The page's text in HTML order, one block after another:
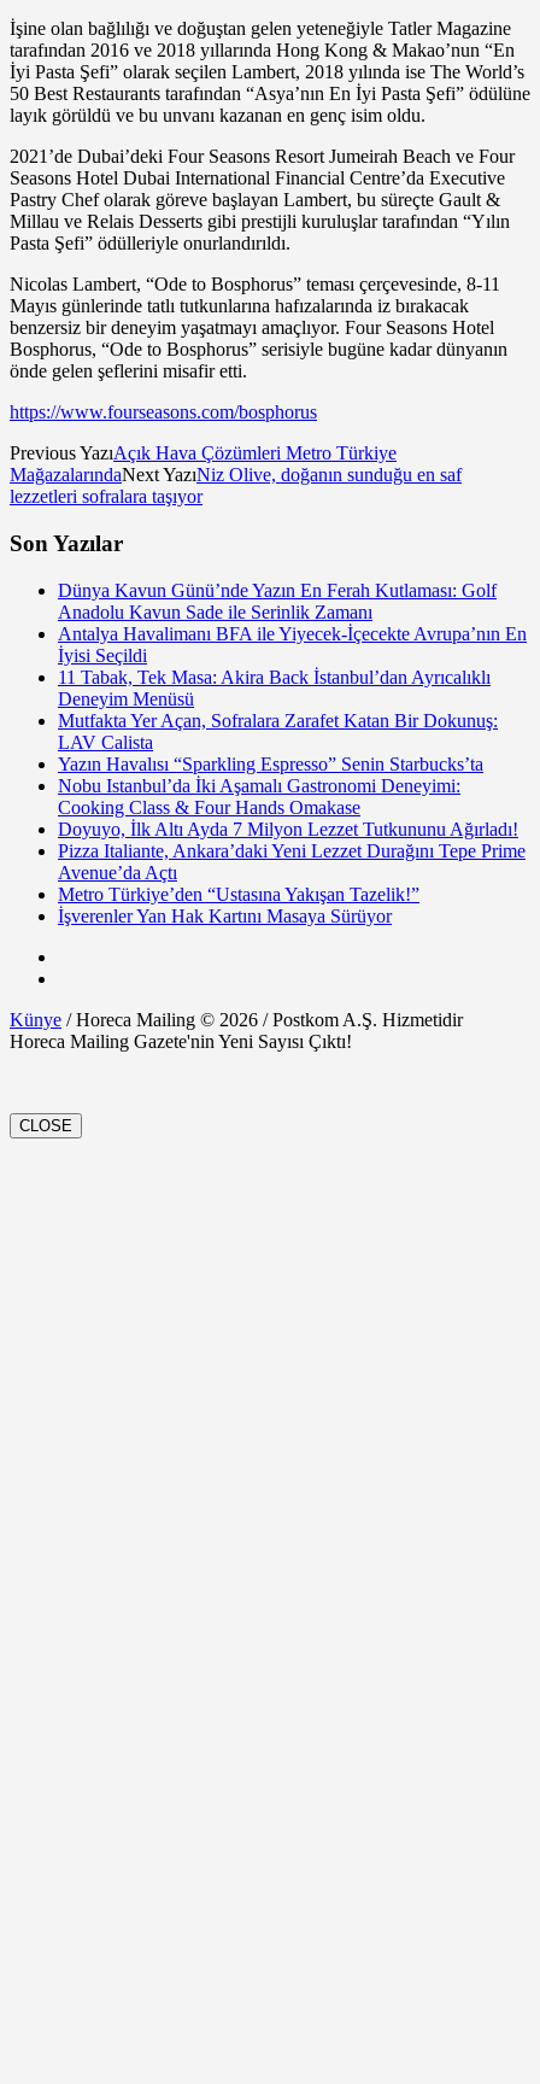
İşine olan bağlılığı ve doğuştan gelen yeteneğiyle Tatler Magazine
tarafından 2016 ve 2018 yıllarında Hong Kong & Makao’nun “En
İyi Pasta Şefi” olarak seçilen Lambert, 2018 yılında ise The World’s
50 Best Restaurants tarafından “Asya’nın En İyi Pasta Şefi” ödülüne
layık görüldü ve bu unvanı kazanan en genç isim oldu.
2021’de Dubai’deki Four Seasons Resort Jumeirah Beach ve Four
Seasons Hotel Dubai International Financial Centre’da Executive
Pastry Chef olarak göreve başlayan Lambert, bu süreçte Gault &
Millau ve Relais Desserts gibi prestijli kuruluşlar tarafından “Yılın
Pasta Şefi” ödülleriyle onurlandırıldı.
Nicolas Lambert, “Ode to Bosphorus” teması çerçevesinde, 8-11
Mayıs günlerinde tatlı tutkunlarına hafızalarında iz bırakacak
benzersiz bir deneyim yaşatmayı amaçlıyor. Four Seasons Hotel
Bosphorus, “Ode to Bosphorus” serisiyle bugüne kadar dünyanın
önde gelen şeflerini misafir etti.
https://www.fourseasons.com/bosphorus
Previous YazıAçık Hava Çözümleri Metro Türkiye
MağazalarındaNext YazıNiz Olive, doğanın sunduğu en saf
lezzetleri sofralara taşıyor
Son Yazılar
Dünya Kavun Günü’nde Yazın En Ferah Kutlaması: Golf
Anadolu Kavun Sade ile Serinlik Zamanı
Antalya Havalimanı BFA ile Yiyecek-İçecekte Avrupa’nın En
İyisi Seçildi
11 Tabak, Tek Masa: Akira Back İstanbul’dan Ayrıcalıklı
Deneyim Menüsü
Mutfakta Yer Açan, Sofralara Zarafet Katan Bir Dokunuş:
LAV Calista
Yazın Havalısı “Sparkling Espresso” Senin Starbucks’ta
Nobu Istanbul’da İki Aşamalı Gastronomi Deneyimi:
Cooking Class & Four Hands Omakase
Doyuyo, İlk Altı Ayda 7 Milyon Lezzet Tutkununu Ağırladı!
Pizza Italiante, Ankara’daki Yeni Lezzet Durağını Tepe Prime
Avenue’da Açtı
Metro Türkiye’den “Ustasına Yakışan Tazelik!”
İşverenler Yan Hak Kartını Masaya Sürüyor
Künye / Horeca Mailing © 2026 / Postkom A.Ş. Hizmetidir
Horeca Mailing Gazete'nin Yeni Sayısı Çıktı!
CLOSE